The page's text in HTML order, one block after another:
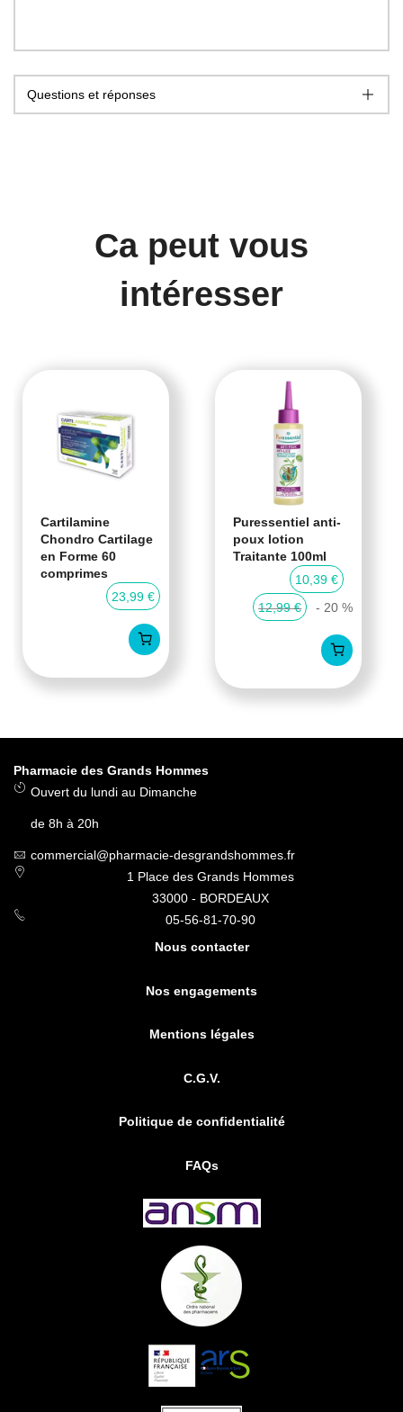
Questions et réponses
Ca peut vous
intéresser
Cartilamine
Chondro Cartilage
en Forme 60
comprimes
23,99 €
Puressentiel anti-
poux lotion
Traitante 100ml
10,39 €
12,99 €
- 20 %
Pharmacie des Grands Hommes
Ouvert du lundi au Dimanche
de 8h à 20h
commercial@pharmacie-desgrandshommes.fr
1 Place des Grands Hommes
33000 - BORDEAUX
05-56-81-70-90
Nous contacter
Nos engagements
Mentions légales
C.G.V.
Politique de confidentialité
FAQs